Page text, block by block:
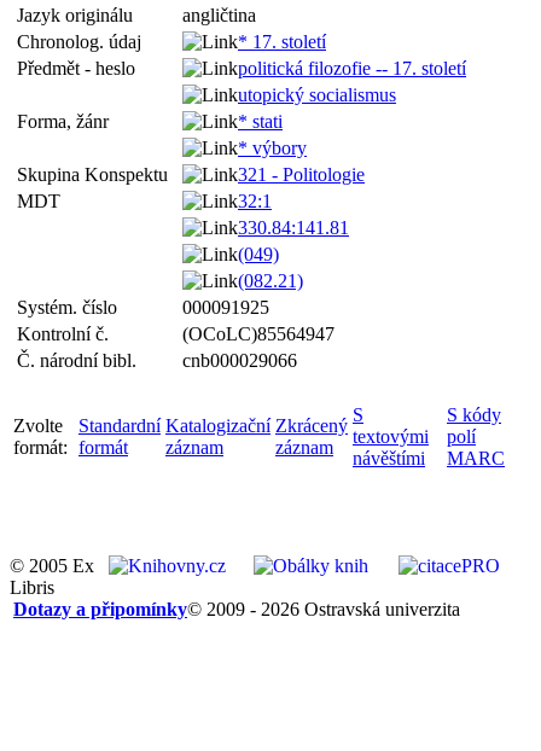
Jazyk originálu
angličtina
Chronolog. údaj
* 17. století
Předmět - heslo
politická filozofie -- 17. století
utopický socialismus
Forma, žánr
* stati
* výbory
Skupina Konspektu
321 - Politologie
MDT
32:1
330.84:141.81
(049)
(082.21)
Systém. číslo
000091925
Kontrolní č.
(OCoLC)85564947
Č. národní bibl.
cnb000029066
Zvolte
formát:
Standardní
formát
Katalogizační
záznam
Zkrácený
záznam
S
textovými
návěštími
S kódy
polí
MARC
© 2005 Ex
Libris
© 2009 - 2026 Ostravská univerzita
Dotazy a připomínky